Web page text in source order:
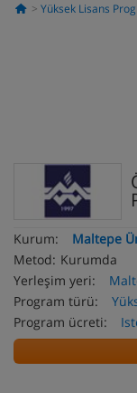
Yüksek Lisans
Kurum:
Maltepe
Metod: Kurumda
Yerleşim yeri:
Program türü:
Program ücreti: